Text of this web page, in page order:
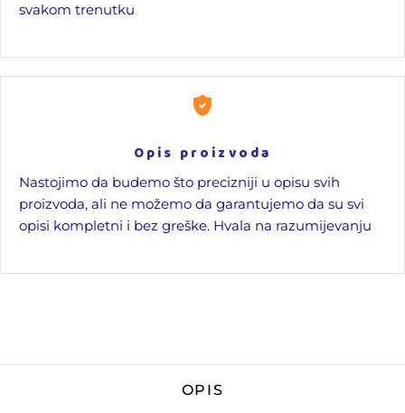
svakom trenutku
Opis proizvoda
Nastojimo da budemo što precizniji u opisu svih
proizvoda, ali ne možemo da garantujemo da su svi
opisi kompletni i bez greške. Hvala na razumijevanju
OPIS